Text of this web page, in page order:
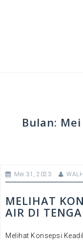
Bulan:
Mei 31, 2023
MELIHAT
AIR DI
Melihat Konsepsi